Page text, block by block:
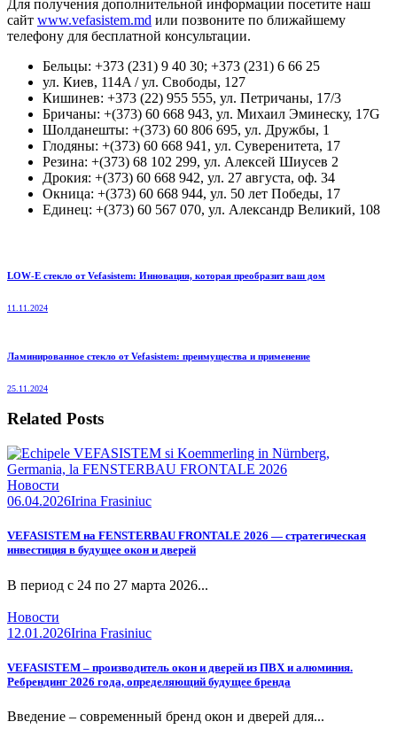
Для получения дополнительной информации посетите наш
сайт www.vefasistem.md или позвоните по ближайшему
телефону для бесплатной консультации.
Бельцы: +373 (231) 9 40 30; +373 (231) 6 66 25
ул. Киев, 114A / ул. Свободы, 127
Кишинев: +373 (22) 955 555, ул. Петричаны, 17/3
Бричаны: +(373) 60 668 943, ул. Михаил Эминеску, 17G
Шолданешты: +(373) 60 806 695, ул. Дружбы, 1
Глодяны: +(373) 60 668 941, ул. Суверенитета, 17
Резина: +(373) 68 102 299, ул. Алексей Шиусев 2
Дрокия: +(373) 60 668 942, ул. 27 августа, оф. 34
Окница: +(373) 60 668 944, ул. 50 лет Победы, 17
Единец: +(373) 60 567 070, ул. Александр Великий, 108
LOW-E стекло от Vefasistem: Инновация, которая преобразит ваш дом
11.11.2024
Ламинированное стекло от Vefasistem: преимущества и применение
25.11.2024
Related Posts
Новости
06.04.2026Irina Frasiniuc
VEFASISTEM на FENSTERBAU FRONTALE 2026 — стратегическая
инвестиция в будущее окон и дверей
В период с 24 по 27 марта 2026...
Новости
12.01.2026Irina Frasiniuc
VEFASISTEM – производитель окон и дверей из ПВХ и алюминия.
Ребрендинг 2026 года, определяющий будущее бренда
Введение – современный бренд окон и дверей для...